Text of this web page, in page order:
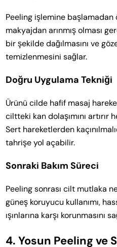
Peeling işlemine
makyajdan arınmış olması
bir şekilde dağılmasını ve
temizlenmesini sağlar.
Doğru Uygulama Tekniği
Ürünü cilde hafif masaj
ciltteki kan dolaşımını artırır
Sert hareketlerden
tahrişe yol açabilir.
Sonraki Bakım Süreci
Peeling sonrası cilt mutlaka
güneş koruyucu kullanımı,
ışınlarına karşı korunmasını
4.Yosun Peeling ve